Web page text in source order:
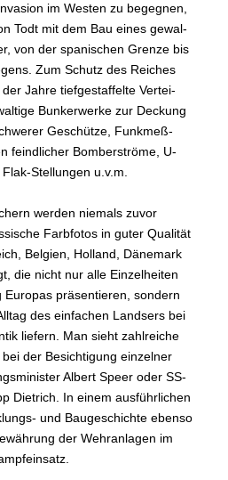
im Westen zu begegnen,
Todt mit dem Bau eines gewal­
von der spanischen Grenze bis
Zum Schutz des Reiches
Jahre tief­gestaffelte Vertei­
Bunkerwerke zur Deckung
Geschütze, Funkmeß­
feindlicher Bomberströme, U-
Stellungen u.v.m.
werden niemals zuvor
Farbfotos in guter Qualität
Belgien, Holland, Dänemark
die nicht nur alle Einzelheiten
Europas präsentieren, sondern
des einfachen Landsers bei
liefern. Man sieht zahlreiche
der Besichtigung einzelner
Albert Speer oder SS-
Dietrich. In einem ausführ­lichen
und Baugeschichte ebenso
der Wehr­anlagen im